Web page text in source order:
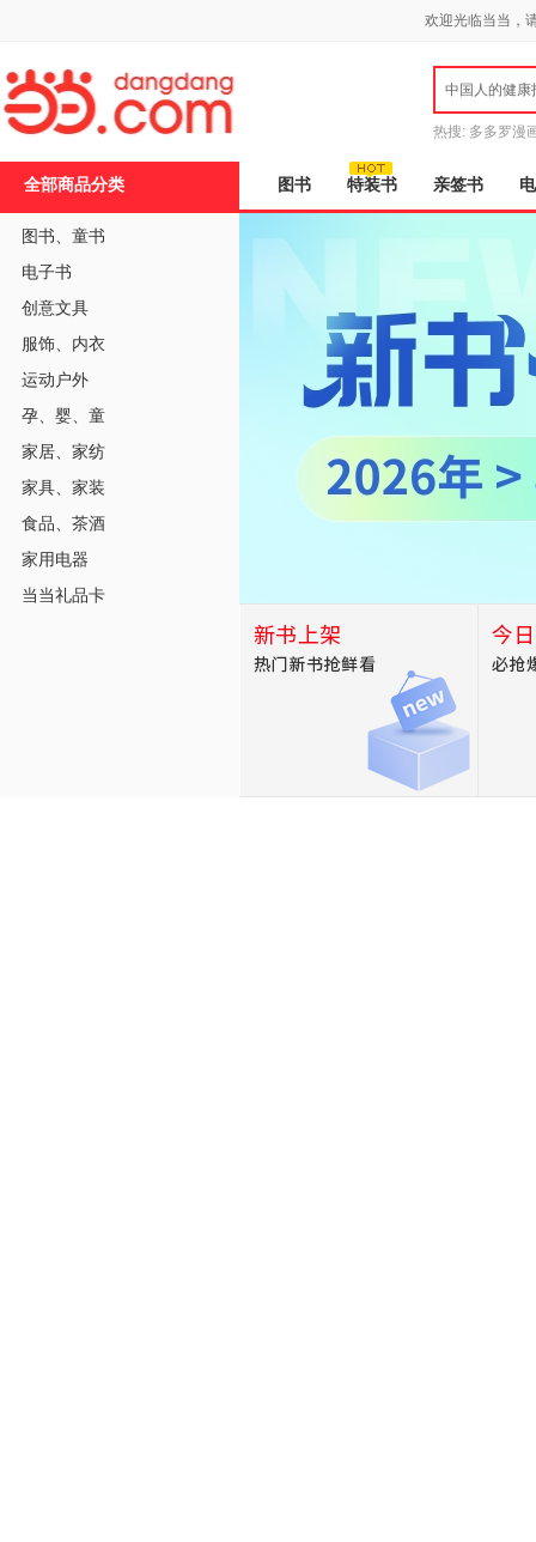
欢迎光临当当，
中国人的健康
热搜: 多多罗漫
全部商品分类 图书 特装书 亲签书
图书、 童书
电子书
创意文具
服饰、 内衣
运动户外
孕、 婴、 童
家居、 家纺
家具、 家装
食品、 茶酒
家用电器
当当礼品卡
打
开
无
障
页